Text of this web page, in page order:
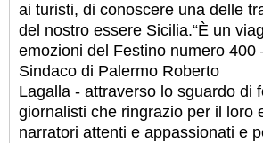
ai turisti, di conoscere una delle
del nostro essere Sicilia.“È un
emozioni del Festino numero 400
Sindaco di Palermo Roberto
Lagalla - attraverso lo sguardo di
giornalisti che ringrazio per il loro
narratori attenti e appassionati e